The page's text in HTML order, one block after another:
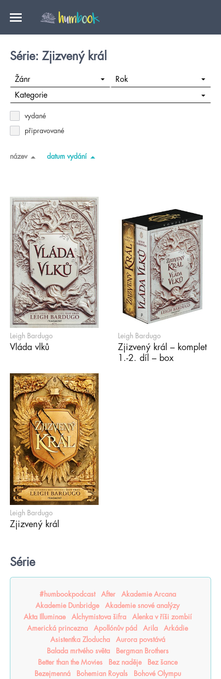
Série: Zjizvený král
Žánr Rok
Kategorie
vydané
připravované
název datum vydání
Leigh Bardugo
Vláda vlků
Leigh Bardugo
Zjizvený král – komplet
1.-2. díl – box
Leigh Bardugo
Zjizvený král
Série
#humbookpodcast After
Akademie Arcana
Akademie Dunbridge
Akademie snové analýzy
Akta Illuminae
Alchymistova šifra
Alenka v říši zombií
Americká princezna
Apollónův pád Arila
Arkádie
Asistentka Zloducha
Aurora povstává
Balada mrtvého světa
Bergman Brothers
Better than the Movies
Bez naděje
Bez šance
Bezejmenná
Bohemian Royals
Bohové Olympu